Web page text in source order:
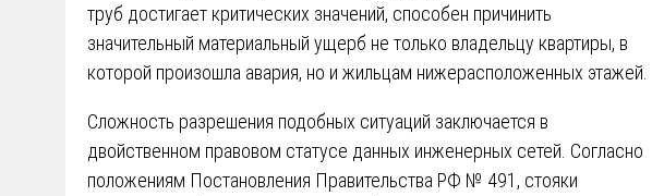
труб достигает критических значений, способен причинить
значительный материальный ущерб не только владельцу квартиры, в
которой произошла авария, но и жильцам нижерасположенных этажей.
Сложность разрешения подобных ситуаций заключается в
двойственном правовом статусе данных инженерных сетей. Согласно
положениям Постановления Правительства РФ № 491, стояки